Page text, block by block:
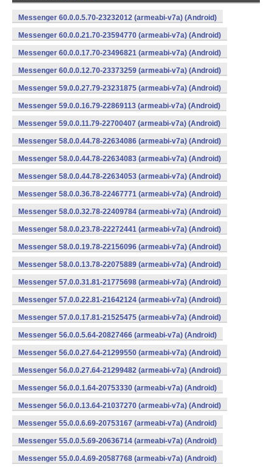
Messenger 60.0.0.5.70-23232012 (armeabi-v7a) (Android)
Messenger 60.0.0.21.70-23594770 (armeabi-v7a) (Android)
Messenger 60.0.0.17.70-23496821 (armeabi-v7a) (Android)
Messenger 60.0.0.12.70-23373259 (armeabi-v7a) (Android)
Messenger 59.0.0.27.79-23231875 (armeabi-v7a) (Android)
Messenger 59.0.0.16.79-22869113 (armeabi-v7a) (Android)
Messenger 59.0.0.11.79-22700407 (armeabi-v7a) (Android)
Messenger 58.0.0.44.78-22634086 (armeabi-v7a) (Android)
Messenger 58.0.0.44.78-22634083 (armeabi-v7a) (Android)
Messenger 58.0.0.44.78-22634053 (armeabi-v7a) (Android)
Messenger 58.0.0.36.78-22467771 (armeabi-v7a) (Android)
Messenger 58.0.0.32.78-22409784 (armeabi-v7a) (Android)
Messenger 58.0.0.23.78-22272441 (armeabi-v7a) (Android)
Messenger 58.0.0.19.78-22156096 (armeabi-v7a) (Android)
Messenger 58.0.0.13.78-22075889 (armeabi-v7a) (Android)
Messenger 57.0.0.31.81-21775698 (armeabi-v7a) (Android)
Messenger 57.0.0.22.81-21642124 (armeabi-v7a) (Android)
Messenger 57.0.0.17.81-21525475 (armeabi-v7a) (Android)
Messenger 56.0.0.5.64-20827466 (armeabi-v7a) (Android)
Messenger 56.0.0.27.64-21299550 (armeabi-v7a) (Android)
Messenger 56.0.0.27.64-21299482 (armeabi-v7a) (Android)
Messenger 56.0.0.1.64-20753330 (armeabi-v7a) (Android)
Messenger 56.0.0.13.64-21037270 (armeabi-v7a) (Android)
Messenger 55.0.0.6.69-20753167 (armeabi-v7a) (Android)
Messenger 55.0.0.5.69-20636714 (armeabi-v7a) (Android)
Messenger 55.0.0.4.69-20587768 (armeabi-v7a) (Android)